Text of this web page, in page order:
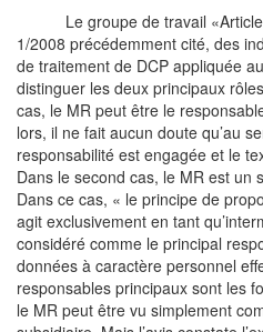
Le groupe de travail «Article
1/2008 précédemment cité, des
de traitement de DCP appliquée
distinguer les deux principaux
cas, le MR peut être le
lors, il ne fait aucun doute qu’au
responsabilité est engagée et le
Dans le second cas, le MR est un
Dans ce cas, « le principe de
agit exclusivement en tant
considéré comme le principal
données à caractère personnel
responsables principaux sont les
le MR peut être vu simplement